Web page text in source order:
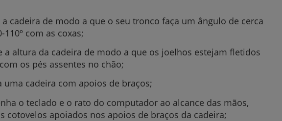
Áreas da Saúde
CUF
a cadeira de modo a que o seu tronco faça um ângulo de cerca
110º com as coxas;
a altura da cadeira de modo a que os joelhos estejam fletidos
os pés assentes no chão;
uma cadeira com apoios de braços;
o teclado e o rato do computador ao alcance das mãos,
cotovelos apoiados nos apoios de braços da cadeira;